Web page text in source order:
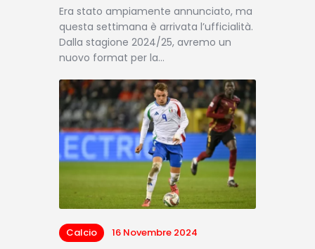
Era stato ampiamente annunciato, ma
questa settimana è arrivata l’ufficialità.
Dalla stagione 2024/25, avremo un
nuovo format per la…
Calcio 16 Novembre 2024